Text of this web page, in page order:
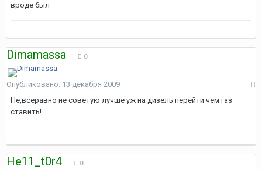
вроде был
Dimamassa 0
Опубликовано: 13 декабря 2009
Не,всеравно не советую лучше уж на дизель перейти чем газ
ставить!
He11_t0r4 0